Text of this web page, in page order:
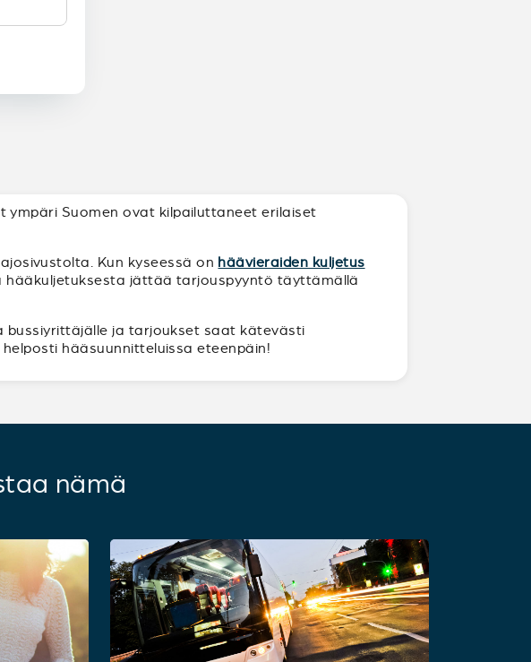
ympäri Suomen ovat kilpailuttaneet erilaiset
Kun kyseessä on häävieraiden kuljetus
hääkuljetuksesta jättää tarjouspyyntö täyttämällä
bussiyrittäjälle ja tarjoukset saat kätevästi
hääsuunnitteluissa eteenpäin!
nämä